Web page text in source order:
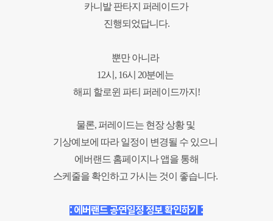
카니발판타지 퍼레이드가
진행되었답니다.
뿐만 아니라
12시, 16시 20분에는
해피 할로윈 파티 퍼레이드까지!
물론, 퍼레이드는 현장 상황 및
기상예보에 따라 일정이 변경될 수 있으니
에버랜드 홈페이지나 앱을 통해
스케줄을 확인하고 가시는 것이 좋습니다.
: 에버랜드 공연일정 정보 확인하기 :